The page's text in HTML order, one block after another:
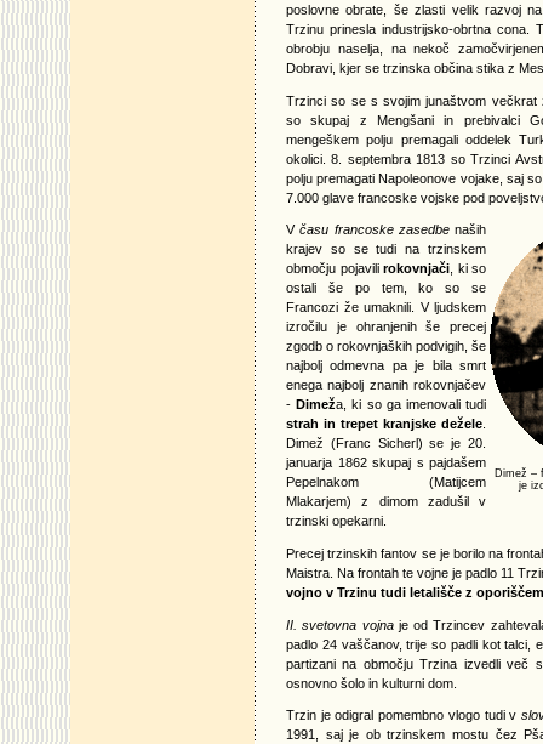
poslovne obrate, še zlasti velik razvoj
Trzinu prinesla industrijsko-obrtna cona.
obrobju naselja, na nekoč
Dobravi, kjer se trzinska občina stika z
Trzinci so se s svojim junaštvom večkrat
so skupaj z Mengšani in prebivalci
mengeškem polju premagali oddelek
okolici. 8. septembra 1813 so Trzinci
polju premagati Napoleonove vojake, saj
7.000 glave francoske vojske pod
Dimež –
je
Včasu francoske zasedbenaših
krajev so se tudi na trzinskem
območju pojavili rokovnjači, ki so
ostali še po tem, ko so se
Francozi že umaknili. V ljudskem
izročilu je ohranjenih še precej
zgodb o rokovnjaških podvigih, še
najbolj odmevna pa je bila smrt
enega najbolj znanih rokovnjačev
- Dimeža, ki so ga imenovali tudi
strah in trepet kranjske dežele.
Dimež (Franc Sicherl) se je 20.
januarja 1862 skupaj s pajdašem
Pepelnakom (Matijcem
Mlakarjem) z dimom zadušil v
trzinski opekarni.
Precej trzinskih fantov se je borilo na
Maistra. Na frontah te vojne je padlo 11
vojno v Trzinu tudi letališče z
II. svetovna vojnaje od Trzincev
padlo 24 vaščanov, trije so padli kot talci,
partizani na območju Trzina izvedli več
osnovno šolo in kulturni dom.
Trzin je odigral pomembno vlogo tudi v
1991, saj je ob trzinskem mostu čez